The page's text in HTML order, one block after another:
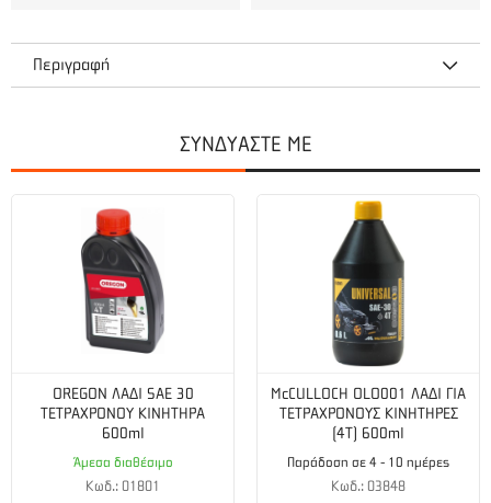
Περιγραφή
Για μάζεμα των ελιών τινάζοντας και χτενίζοντας τον
κορμό του δέντρου.
ΣΥΝΔΥΑΣΤΕ ΜΕ
OREGON ΛΑΔΙ SAE 30
ΤΕΤΡΑΧΡΟΝΟΥ ΚΙΝΗΤΗΡΑ
600ml
Άμεσα διαθέσιμο
Κωδ.: 01801
McCULLOCH OLO001 ΛΑΔΙ ΓΙΑ
ΤΕΤΡΑΧΡΟΝΟΥΣ ΚΙΝΗΤΗΡΕΣ
(4T) 600ml
Παράδοση σε 4 - 10 ημέρες
Κωδ.: 03848